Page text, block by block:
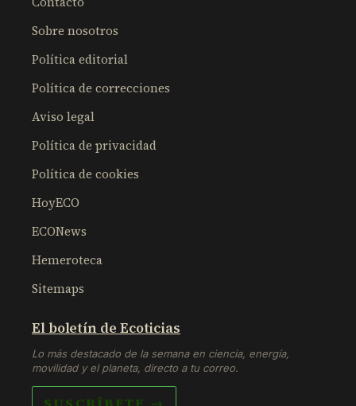
Sobre nosotros
Política editorial
Política de correcciones
Aviso legal
Política de privacidad
Política de cookies
HoyECO
ECONews
Hemeroteca
Sitemaps
El boletín de Ecoticias
Lo más destacado de la semana en ciencia, energía,
movilidad y el planeta, directo a tu correo.